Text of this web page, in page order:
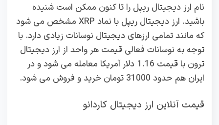
نام ارز دیجیتال ریپل را تا کنون ممکن است شنیده
باشید. ارز دیجیتال ریپل با نماد XRP مشخص می شود
که مانند تمامی ارزهای دیجیتال نوسانات زیادی دارد. با
توجه به نوسانات فعالی قیمت هر واحد از ارز دیجیتال
ترون با قیمت 1.16 دلار آمریکا معامله می شود و در
ایران هم حدود 31000 تومان خرید و فروش می شود.
قیمت آنلاین ارز دیجیتال کاردانو